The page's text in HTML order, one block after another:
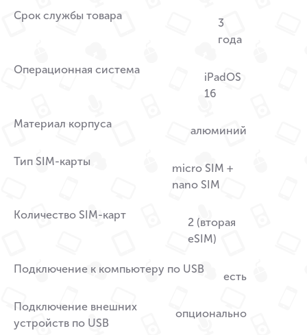
Срок службы товара
3
года
Операционная система
iPadOS
16
Материал корпуса
алюминий
Тип SIM-карты
micro SIM +
nano SIM
Количество SIM-карт
2 (вторая
eSIM)
Подключение к компьютеру по USB
есть
Подключение внешних
устройств по USB
опционально